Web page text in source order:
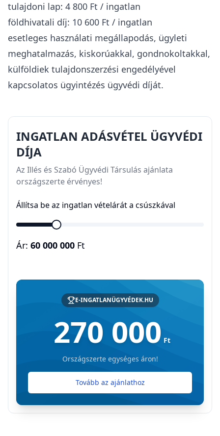
tulajdoni lap: 4 800 Ft / ingatlan
földhivatali díj: 10 600 Ft / ingatlan
esetleges használati megállapodás, ügyleti
meghatalmazás, kiskorúakkal, gondnokoltakkal,
külföldiek tulajdonszerzési engedélyével
kapcsolatos ügyintézés ügyvédi díját.
INGATLAN ADÁSVÉTEL ÜGYVÉDI
DÍJA
Az Illés és Szabó Ügyvédi Társulás ajánlata
országszerte érvényes!
Állítsa be az ingatlan vételárát a csúszkával
Ár: 60 000 000 Ft
E-INGATLANÜGYVÉDEK.HU
270 000 Ft
Országszerte egységes áron!
Tovább az ajánlathoz